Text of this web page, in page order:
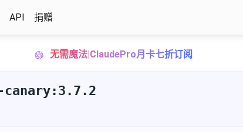
API 捐赠
无需魔法|ClaudePro月卡七折订阅